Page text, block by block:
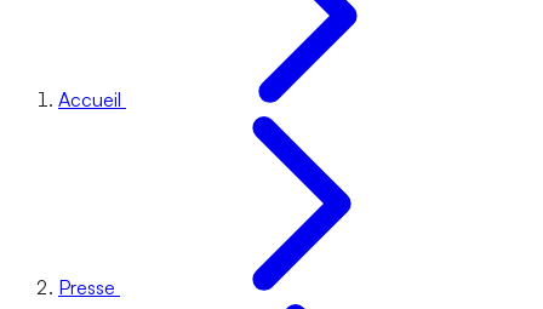
Accueil
Presse